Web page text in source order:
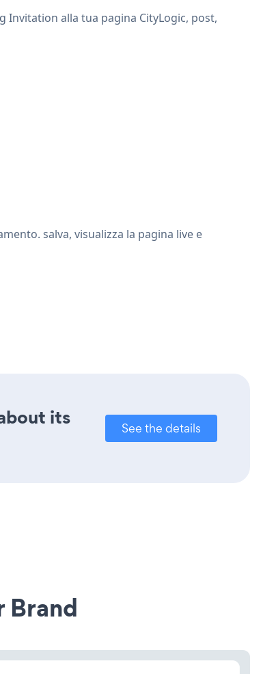
Invitation alla tua pagina CityLogic, post,
salva, visualizza la pagina live e
its
See the details
Brand